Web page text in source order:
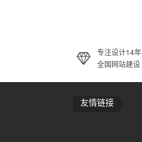
专注设计14年
全国网站建设
友情链接